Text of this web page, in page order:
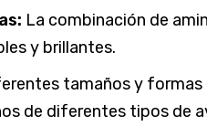
La combinación de
y brillantes.
tamaños y formas
de diferentes tipos de